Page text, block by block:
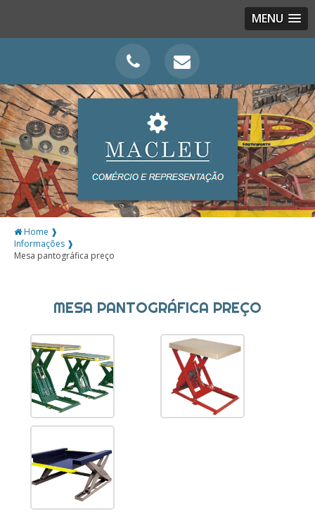
MENU
Home ❱
Informações ❱
Mesa pantográfica preço
MESA PANTOGRÁFICA PREÇO